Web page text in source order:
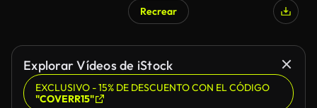
Recrear
Explorar Vídeos de iStock
EXCLUSIVO - 15% DE DESCUENTO CON EL CÓDIGO
"COVERR15"